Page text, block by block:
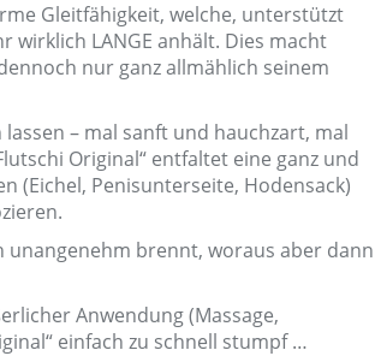
Gleitfähigkeit, welche, unterstützt
wirklich LANGE anhält. Dies macht
nur ganz allmählich seinem
– mal sanft und hauchzart, mal
Original“ entfaltet eine ganz und
(Eichel, Penisunterseite, Hodensack)
unangenehm brennt, woraus aber dann
Anwendung (Massage,
einfach zu schnell stumpf …